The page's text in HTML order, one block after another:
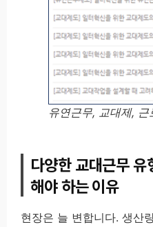
유연근무, 교대제,
다양한 교대근무
해야 하는 이유
현장은 늘 변합니다. 생산